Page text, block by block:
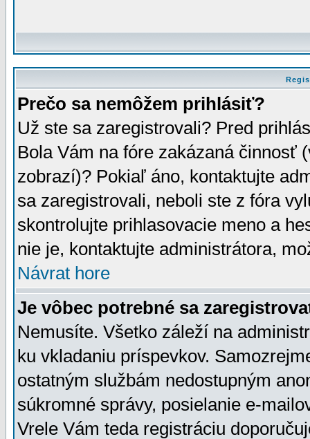
Prečo sa nemôžem prihlásiť?
Už ste sa zaregistrovali? Pred
Bola Vám na fóre zakázaná činnosť
zobrazí)? Pokiaľ áno, kontaktujte
sa zaregistrovali, neboli ste z fóra
skontrolujte prihlasovacie meno a
nie je, kontaktujte administrátora,
Návrat hore
Je vôbec potrebné sa
Nemusíte. Všetko záleží na
ku vkladaniu príspevkov.
ostatným službám nedostupným
súkromné správy, posielanie e-
Vrele Vám teda registráciu